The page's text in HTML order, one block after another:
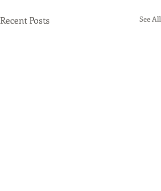
Recent Posts See All